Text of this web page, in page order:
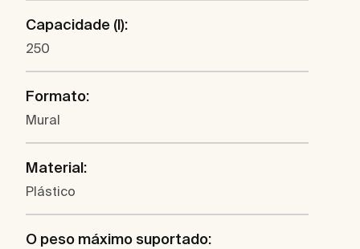
Capacidade (l):
250
Formato:
Mural
Material:
Plástico
O peso máximo suportado: